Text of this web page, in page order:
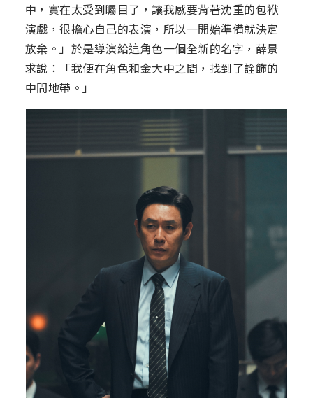
中，實在太受到矚目了，讓我感要背著沈重的包袱
演戲，很擔心自己的表演，所以一開始準備就決定
放棄。」於是導演給這角色一個全新的名字，薛景
求說：「我便在角色和金大中之間，找到了詮飾的
中間地帶。」